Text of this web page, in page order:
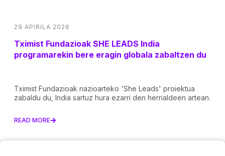
29 APIRILA 2026
Tximist Fundazioak SHE LEADS India
programarekin bere eragin globala zabaltzen du
Tximist Fundazioak nazioarteko 'She Leads' proiektua
zabaldu du, India sartuz hura ezarri den herrialdeen artean.
READ MORE